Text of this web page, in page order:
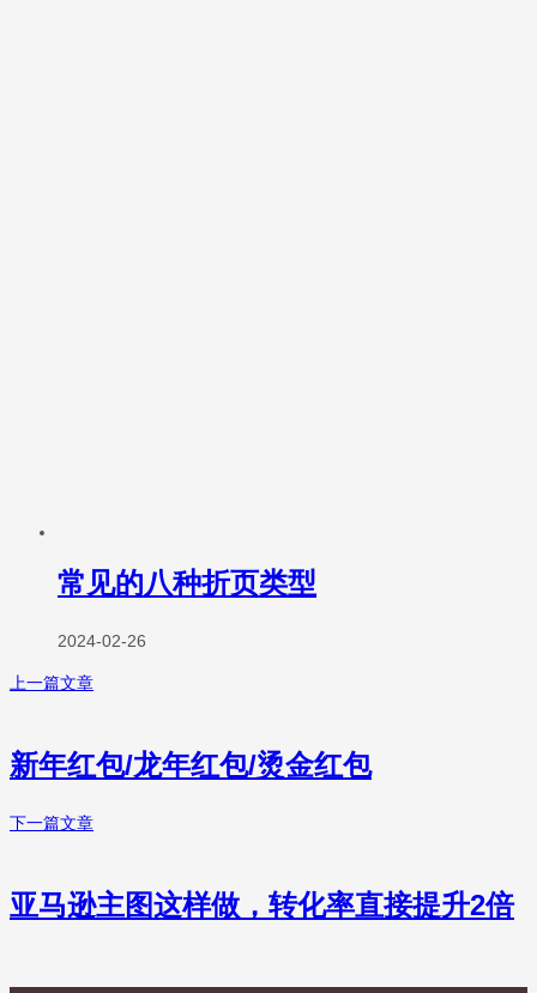
常见的八种折页类型
2024-02-26
上一篇文章
新年红包/龙年红包/烫金红包
下一篇文章
亚马逊主图这样做，转化率直接提升2倍